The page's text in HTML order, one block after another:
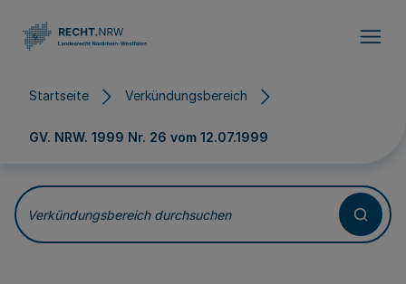
Startseite Verkündungsbereich
GV. NRW. 1999 Nr. 26 vom 12.07.1999
Verkündungsbereich durchsuchen